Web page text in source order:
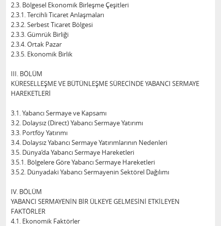
2.3. Bölgesel Ekonomik Birleşme Çeşitleri
2.3.1. Tercihli Ticaret Anlaşmaları
2.3.2. Serbest Ticaret Bölgesi
2.3.3. Gümrük Birliği
2.3.4. Ortak Pazar
2.3.5. Ekonomik Birlik
III. BÖLÜM
KÜRESELLEŞME VE BÜTÜNLEŞME SÜRECİNDE YABANCI SERMAYE
HAREKETLERİ
3.1. Yabancı Sermaye ve Kapsamı
3.2. Dolaysız (Direct) Yabancı Sermaye Yatırımı
3.3. Portföy Yatırımı
3.4. Dolaysız Yabancı Sermaye Yatırımlarının Nedenleri
3.5. Dünya’da Yabancı Sermaye Hareketleri
3.5.1. Bölgelere Göre Yabancı Sermaye Hareketleri
3.5.2. Dünyadaki Yabancı Sermayenin Sektörel Dağılımı
IV. BÖLÜM
YABANCI SERMAYENİN BİR ÜLKEYE GELMESİNİ ETKİLEYEN
FAKTÖRLER
4.1. Ekonomik Faktörler